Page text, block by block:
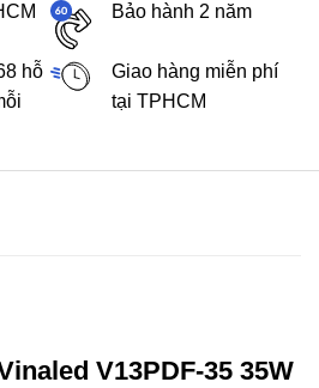
Bảo hành 2 năm
hỗ
Giao hàng miễn phí
tại TPHCM
V13PDF-35 35W